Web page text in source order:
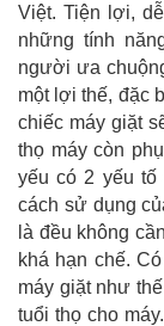
Việt. Tiện lợi,
những tính
người ưa
một lợi thế, đặc
chiếc máy giặt
thọ máy còn
yếu có 2 yếu
cách sử dụng
là đều không
khá hạn chế.
máy giặt như
tuổi thọ cho